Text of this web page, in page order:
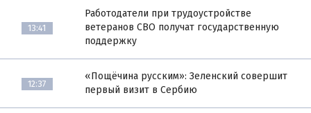
13:41
Работодатели при трудоустройстве
ветеранов СВО получат государственную
поддержку
12:37
«Пощёчина русским»: Зеленский совершит
первый визит в Сербию